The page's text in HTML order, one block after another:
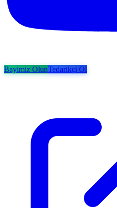
Bayimiz OlunTedarikçi Ol